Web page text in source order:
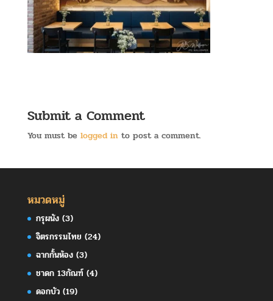
Submit a Comment
You must be logged into post a comment.
หมวดหมู่
กรุผนัง(3)
จิตรกรรมไทย (24)
ฉากกั้นห้อง(3)
ชาดก 13กัณฑ์(4)
ดอกบัว(19)